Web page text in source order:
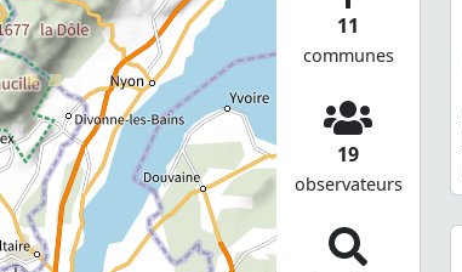
11
communes
19
observateurs